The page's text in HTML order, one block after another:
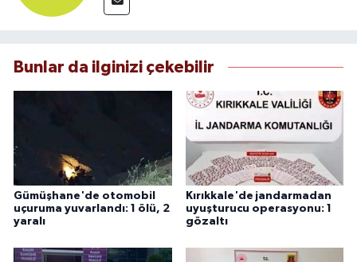
Bunlar da ilginizi çekebilir
Gümüşhane'de otomobil
uçuruma yuvarlandı: 1 ölü, 2
yaralı
Kırıkkale'de jandarmadan
uyuşturucu operasyonu: 1
gözaltı